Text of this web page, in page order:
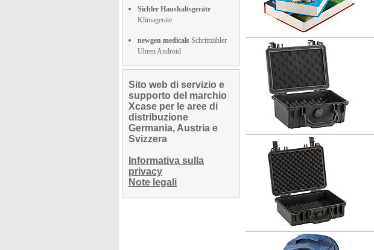
Sichler Haushaltsgeräte
Klimageräte
newgen medicals Schrittzähler
Uhren Android
Sito web di servizio e
supporto del marchio
Xcase per le aree di
distribuzione
Germania, Austria e
Svizzera
Informativa sulla
privacy
Note legali